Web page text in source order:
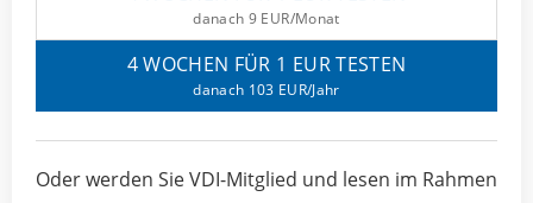
danach 9 EUR/Monat
4 WOCHEN FÜR 1 EUR TESTEN
danach 103 EUR/Jahr
Oder werden Sie VDI-Mitglied und lesen im Rahmen